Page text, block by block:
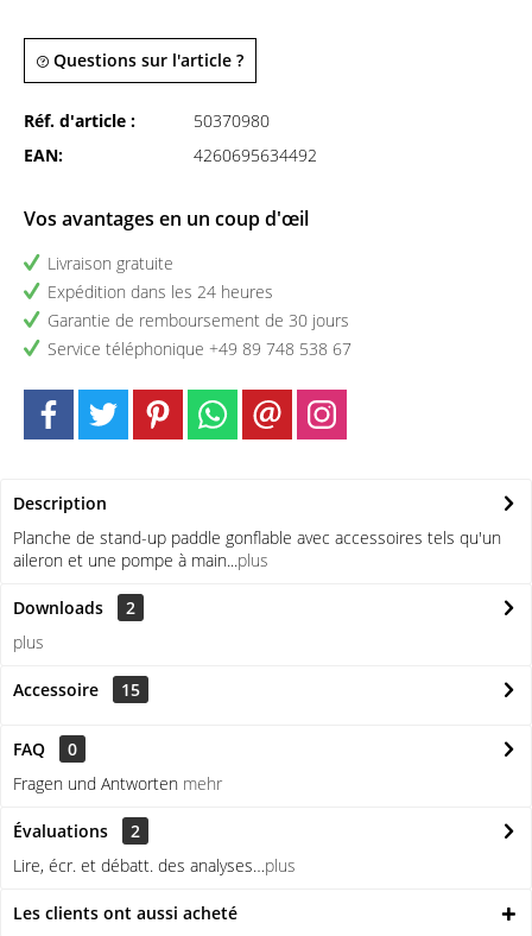
Questions sur l'article ?
Réf. d'article :
50370980
EAN:
4260695634492
Vos avantages en un coup d'œil
Livraison gratuite
Expédition dans les 24 heures
Garantie de remboursement de 30 jours
Service téléphonique +49 89 748 538 67
Description
Planche de stand-up paddle gonflable avec accessoires tels qu'un
aileron et une pompe à main...plus
Downloads
2
plus
Accessoire 15
FAQ
0
Fragen und Antworten mehr
Évaluations
2
Lire, écr. et débatt. des analyses…plus
Les clients ont aussi acheté